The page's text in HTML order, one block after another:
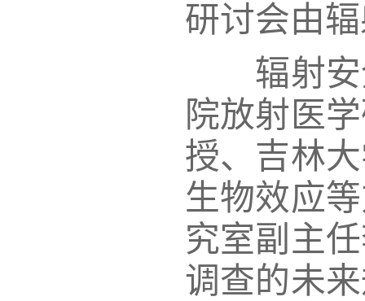
研讨会由
辐射安全
院放射医
授、吉林
生物效应
究室副主
调查的未